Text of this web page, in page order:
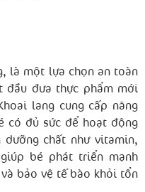
là một lựa chọn an toàn
đầu đưa thực phẩm mới
lang cung cấp năng
có đủ sức để hoạt động
chất như vitamin,
bé phát triển mạnh
bảo vệ tế bào khỏi tổn